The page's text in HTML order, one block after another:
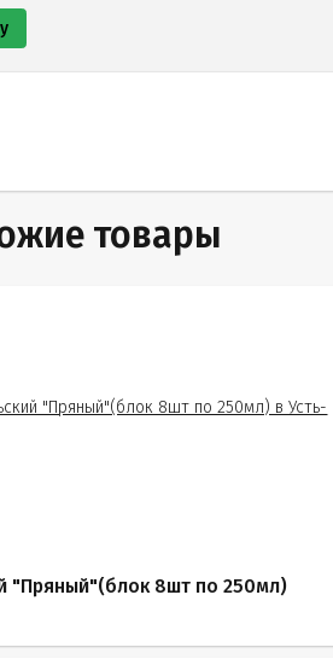
товары
"Пряный"(блок 8шт по 250мл)